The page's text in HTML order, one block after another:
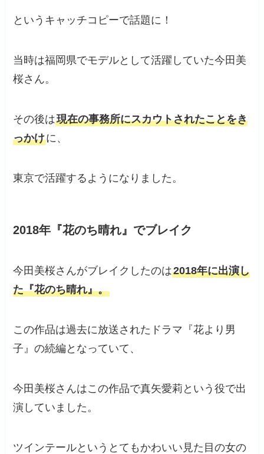
というキャッチコピーで話題に！
当時は福岡県でモデルとして活躍していた今田美
桜さん。
その後は現在の事務所にスカウトされたことをき
っかけに、
東京で活躍するようになりました。
2018年『花のち晴れ』でブレイク
今田美桜さんがブレイクしたのは2018年に出演し
た『花のち晴れ』。
この作品は過去に放送されたドラマ『花より男
子』の続編となっていて、
今田美桜さんはこの作品で真矢愛莉という役で出
演していました。
ツインテールというとてもかわいい見た目の女の